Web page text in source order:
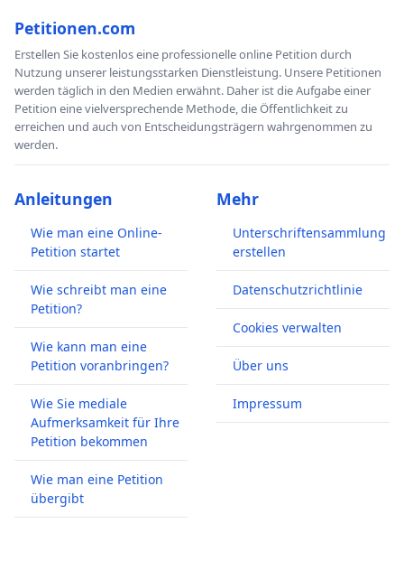
Petitionen.com
Erstellen Sie kostenlos eine professionelle online Petition durch
Nutzung unserer leistungsstarken Dienstleistung. Unsere Petitionen
werden täglich in den Medien erwähnt. Daher ist die Aufgabe einer
Petition eine vielversprechende Methode, die Öffentlichkeit zu
erreichen und auch von Entscheidungsträgern wahrgenommen zu
werden.
Anleitungen
Wie man eine Online-
Petition startet
Wie schreibt man eine
Petition?
Wie kann man eine
Petition voranbringen?
Wie Sie mediale
Aufmerksamkeit für Ihre
Petition bekommen
Wie man eine Petition
übergibt
Mehr
Unterschriftensammlung
erstellen
Datenschutzrichtlinie
Cookies verwalten
Über uns
Impressum